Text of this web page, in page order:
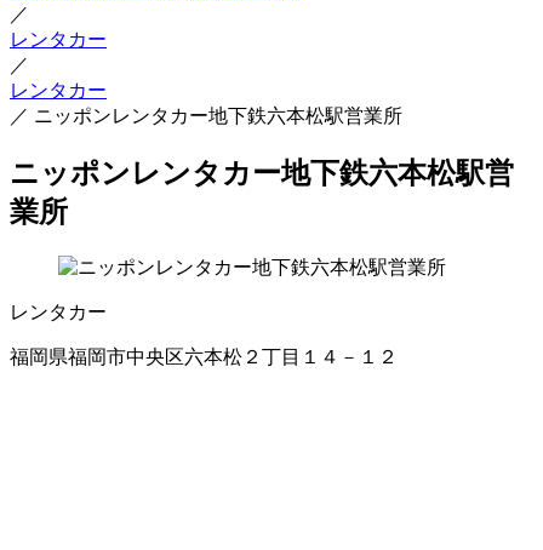
／
レンタカー
／
レンタカー
／ ニッポンレンタカー地下鉄六本松駅営業所
ニッポンレンタカー地下鉄六本松駅営
業所
レンタカー
福岡県福岡市中央区六本松２丁目１４－１２